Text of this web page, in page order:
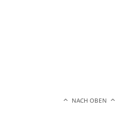
NACH OBEN